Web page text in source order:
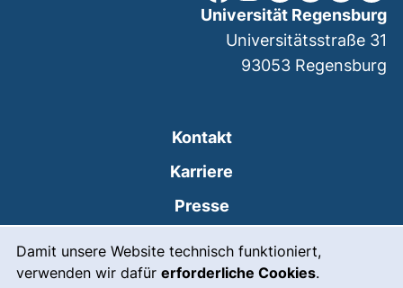
Damit unsere Website technisch funktioniert,
verwenden wir dafür erforderliche Cookies.
Kontakt
Karriere
Presse
Leichte Sprache
Universität Regensburg
Universitätsstraße 31
93053 Regensburg